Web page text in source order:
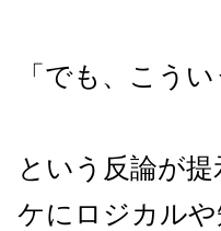
「でも、こう
という反論が
ケにロジカル